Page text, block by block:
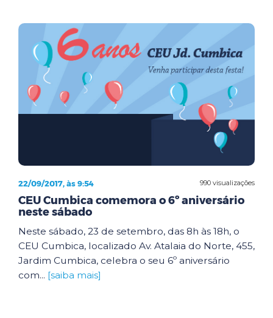
990 visualizações
22/09/2017, às 9:54
CEU Cumbica comemora o 6º aniversário
neste sábado
Neste sábado, 23 de setembro, das 8h às 18h, o
CEU Cumbica, localizado Av. Atalaia do Norte, 455,
Jardim Cumbica, celebra o seu 6º aniversário
com... [saiba mais]